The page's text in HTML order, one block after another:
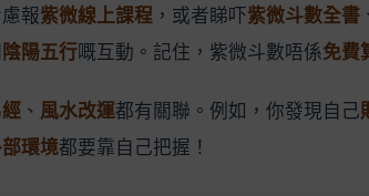
報紫微線上課程 ，或者睇吓紫微斗數全書
陰陽五行嘅互動。記住，紫微斗數唔係免費
、 風水改運都有關聯。例如，你發現自己
環境都要靠自己把握！